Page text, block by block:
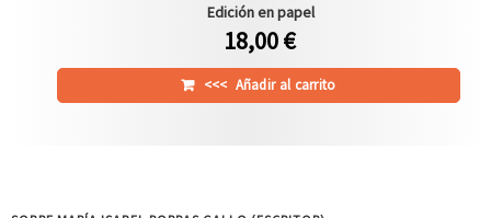
Edición en papel
18,00 €
<<< Añadir al carrito